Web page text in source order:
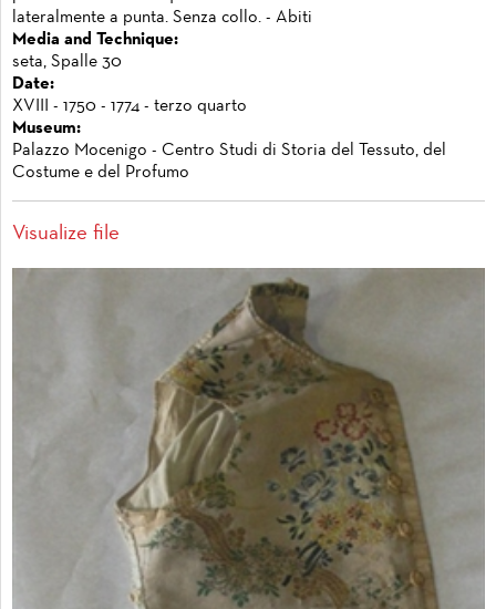
lateralmente a punta. Senza collo. - Abiti
Media and Technique:
seta, Spalle 30
Date:
XVIII - 1750 - 1774 - terzo quarto
Museum:
Palazzo Mocenigo - Centro Studi di Storia del Tessuto, del
Costume e del Profumo
Visualize file